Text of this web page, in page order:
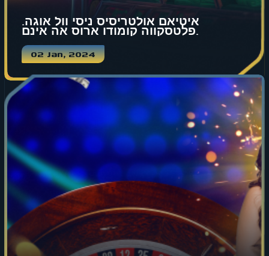
איטיאם אולטריסיס ניסי וול אוגה.
פלטסקווה קומודו ארוס אה אינם.
02 Jan, 2024